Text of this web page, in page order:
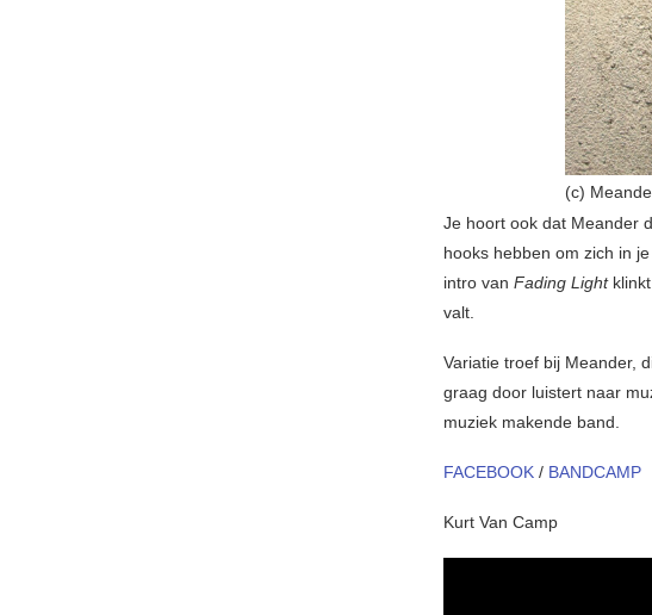
(c)
Je hoort ook dat Meander
hooks hebben om zich in
intro van Fading Lightklinkt
valt.
Variatie troef bij Meander,
graag door luistert naar
muziek makende band.
FACEBOOK / BANDCAMP
Kurt Van Camp